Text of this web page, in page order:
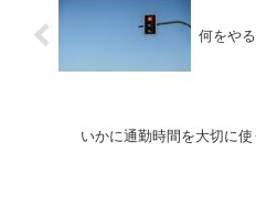
何をや
いかに通勤時間を大切に使